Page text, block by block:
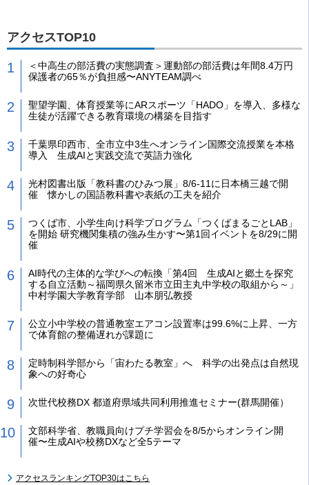
アクセスTOP10
＜中高生の部活費の実態調査＞運動部の部活費は年間8.4万円
保護者の65％が負担感〜ANYTEAM調べ
聖望学園、体育授業等にARスポーツ「HADO」を導入、多様な
生徒が活躍できる教育環境の構築を目指す
千葉県印西市、全市立中3生へオンライン国際交流授業を本格
導入 生成AIと実践交流で英語力強化
光村図書出版「教科書のひみつ展」8/6-11に日本橋三越で開
催 懐かしの国語教科書や表紙の工夫を紹介
つくば市、小学生向け科学プログラム「つくばまるごとLAB」
を開始 研究機関集積の強み生かす〜第1回イベントを8/29に開
催
AI時代の主体的な学びへの転換「第4回 生成AIと郷土を探究
する自立活動～福岡県久留米市立田主丸中学校の取組から～」
中村学園大学教育学部 山本朋弘教授
公立小中学校の普通教室エアコン設置率は99.6%に上昇、一方
で体育館の整備遅れが課題に
定時制科学部から「宙わたる教室」へ 科学の出発点は自然現
象への好奇心
次世代校務DX 都道府県域共同利用推進セミナー(群馬開催）
文部科学省、教職員向けプチ学習会を8/5からオンライン開
催〜生成AIや校務DXなど全5テーマ
アクセスランキングTOP30はこちら